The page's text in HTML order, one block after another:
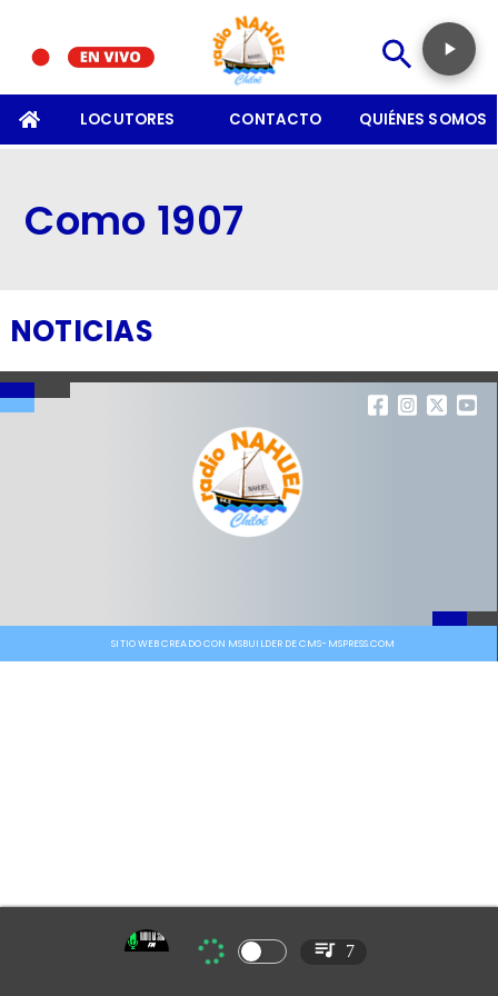
LOCUTORES CONTACTO QUIÉNES SOMOS
Como 1907
NOTICIAS
SITIO WEB CREADO CON MSBUILDER DE CMS-MSPRESS.COM
7